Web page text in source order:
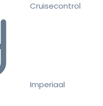
Cruisecontrol
Imperiaal